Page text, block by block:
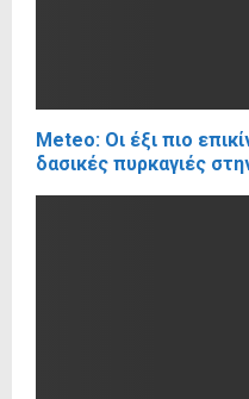
Meteo: Οι έξι πιο
δασικές πυρκαγιές